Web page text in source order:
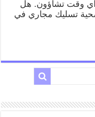
وقت تشاؤون. هل
تسليك مجاري في